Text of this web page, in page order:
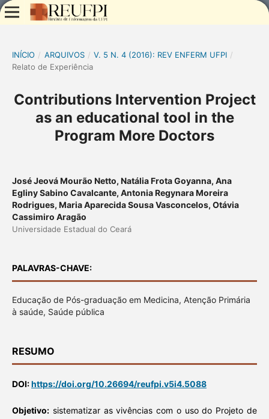
INÍCIO / ARQUIVOS / V. 5 N. 4 (2016): REV ENFERM UFPI /
Relato de Experiência
Contributions Intervention Project
as an educational tool in the
Program More Doctors
José Jeová Mourão Netto, Natália Frota Goyanna, Ana
Egliny Sabino Cavalcante, Antonia Regynara Moreira
Rodrigues, Maria Aparecida Sousa Vasconcelos, Otávia
Cassimiro Aragão
Universidade Estadual do Ceará
PALAVRAS-CHAVE:
Educação de Pós-graduação em Medicina, Atenção Primária
à saúde, Saúde pública
RESUMO
DOI:https://doi.org/10.26694/reufpi.v5i4.5088
Objetivo:sistematizar as vivências com o uso do Projeto de